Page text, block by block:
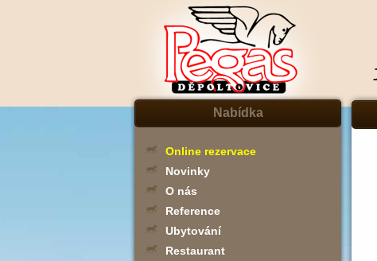
Nabídka
Online rezervace
Novinky
O nás
Reference
Ubytování
Restaurant